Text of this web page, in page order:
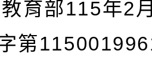
育部115年2
第